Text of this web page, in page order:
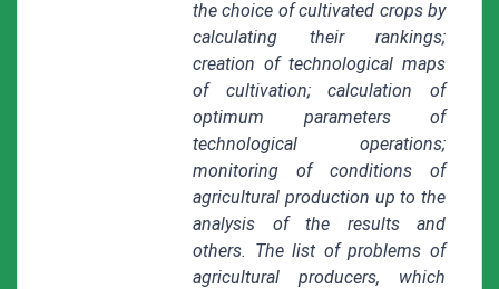
the choice of cultivated crops by
calculating their rankings;
creation of technological maps
of cultivation; calculation of
optimum parameters of
technological operations;
monitoring of conditions of
agricultural production up to the
analysis of the results and
others. The list of problems of
agricultural producers, which